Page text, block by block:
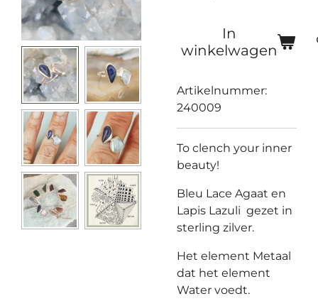
In
winkelwagen
Artikelnummer:
240009
To clench your inner
beauty!
Bleu Lace Agaat en
Lapis Lazuli gezet in
sterling zilver.
Het element Metaal
dat het element
Water voedt.